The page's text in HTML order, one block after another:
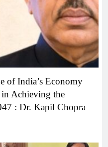
of India’s Economy
Achieving the
: Dr. Kapil Chopra